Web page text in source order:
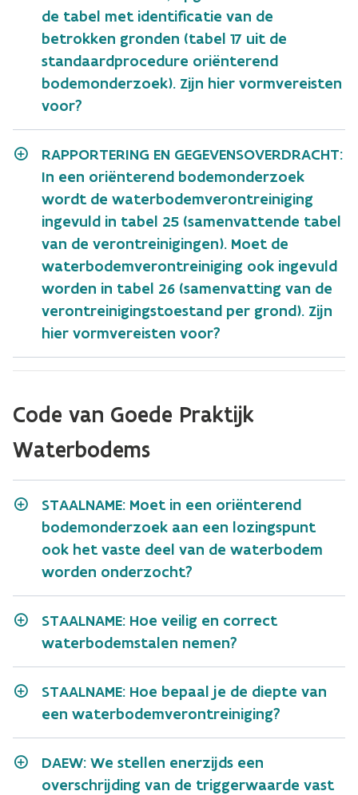
Verontreiniging 1: 100 % toewijsbaar aan de
onderzoekslocatie
Verontreiniging 2: 0% toewijsbaar aan de
onderzoekslocatie
Verontreiniging 3: deels toewijsbaar aan de
onderzoekslocatie
Verontreiniging 4: deels toewijsbaar aan de
onderzoekslocatie
de tabel met identificatie van de
betrokken gronden (tabel 17 uit de
standaardprocedure oriënterend
bodemonderzoek). Zijn hier vormvereisten
voor?
RAPPORTERING EN GEGEVENSOVERDRACHT:
In een oriënterend bodemonderzoek
wordt de waterbodemverontreiniging
ingevuld in tabel 25 (samenvattende tabel
van de verontreinigingen). Moet de
waterbodemverontreiniging ook ingevuld
worden in tabel 26 (samenvatting van de
verontreinigingstoestand per grond). Zijn
hier vormvereisten voor?
Code van Goede Praktijk
Waterbodems
STAALNAME: Moet in een oriënterend
bodemonderzoek aan een lozingspunt
ook het vaste deel van de waterbodem
worden onderzocht?
STAALNAME: Hoe veilig en correct
waterbodemstalen nemen?
STAALNAME: Hoe bepaal je de diepte van
een waterbodemverontreiniging?
DAEW: We stellen enerzijds een
overschrijding van de triggerwaarde vast